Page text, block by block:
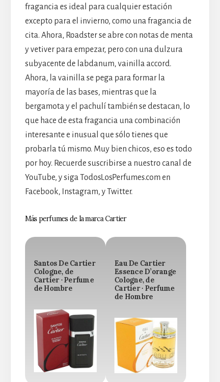
fragancia es ideal para cualquier estación
excepto para el invierno, como una fragancia de
cita. Ahora, Roadster se abre con notas de menta
y vetiver para empezar, pero con una dulzura
subyacente de labdanum, vainilla accord.
Ahora, la vainilla se pega para formar la
mayoría de las bases, mientras que la
bergamota y el pachulí también se destacan, lo
que hace de esta fragancia una combinación
interesante e inusual que sólo tienes que
probarla tú mismo. Muy bien chicos, eso es todo
por hoy. Recuerde suscribirse a nuestro canal de
YouTube, y siga TodosLosPerfumes.com en
Facebook, Instagram, y Twitter.
Más perfumes de la marca Cartier
Santos De Cartier
Cologne, de
Cartier · Perfume
de Hombre
Eau De Cartier
Essence D’orange
Cologne, de
Cartier · Perfume
de Hombre